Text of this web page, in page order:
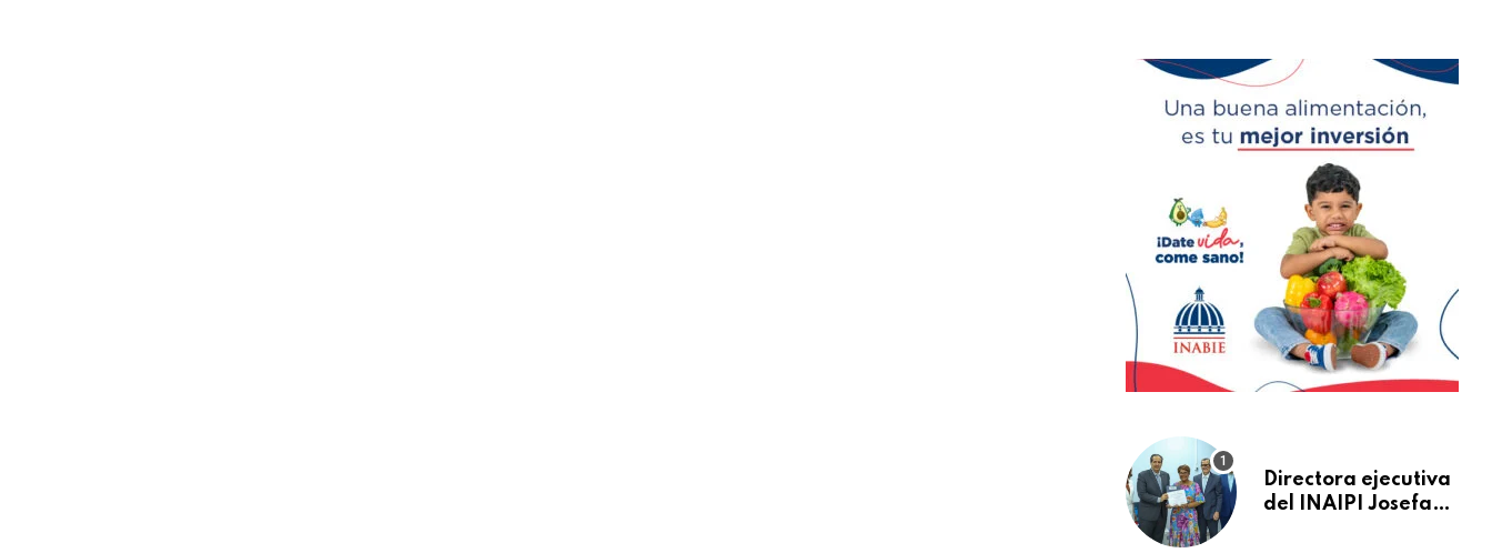
Directora ejecutiva
del INAIPI Josefa